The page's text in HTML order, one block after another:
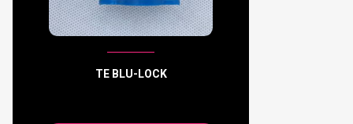
TE BLU-LOCK